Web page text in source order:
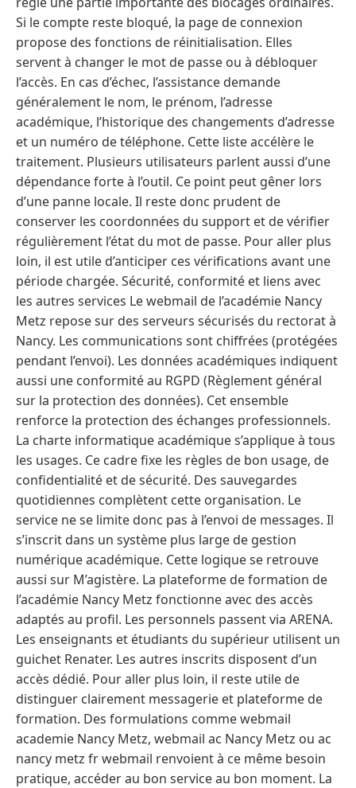
Si le compte reste bloqué, la page de connexion
propose des fonctions de réinitialisation. Elles
servent à changer le mot de passe ou à débloquer
l’accès. En cas d’échec, l’assistance demande
généralement le nom, le prénom, l’adresse
académique, l’historique des changements d’adresse
et un numéro de téléphone. Cette liste accélère le
traitement. Plusieurs utilisateurs parlent aussi d’une
dépendance forte à l’outil. Ce point peut gêner lors
d’une panne locale. Il reste donc prudent de
conserver les coordonnées du support et de vérifier
régulièrement l’état du mot de passe. Pour aller plus
loin, il est utile d’anticiper ces vérifications avant une
période chargée. Sécurité, conformité et liens avec
les autres services Le webmail de l’académie Nancy
Metz repose sur des serveurs sécurisés du rectorat à
Nancy. Les communications sont chiffrées (protégées
pendant l’envoi). Les données académiques indiquent
aussi une conformité au RGPD (Règlement général
sur la protection des données). Cet ensemble
renforce la protection des échanges professionnels.
La charte informatique académique s’applique à tous
les usages. Ce cadre fixe les règles de bon usage, de
confidentialité et de sécurité. Des sauvegardes
quotidiennes complètent cette organisation. Le
service ne se limite donc pas à l’envoi de messages. Il
s’inscrit dans un système plus large de gestion
numérique académique. Cette logique se retrouve
aussi sur M’agistère. La plateforme de formation de
l’académie Nancy Metz fonctionne avec des accès
adaptés au profil. Les personnels passent via ARENA.
Les enseignants et étudiants du supérieur utilisent un
guichet Renater. Les autres inscrits disposent d’un
accès dédié. Pour aller plus loin, il reste utile de
distinguer clairement messagerie et plateforme de
formation. Des formulations comme webmail
academie Nancy Metz, webmail ac Nancy Metz ou ac
nancy metz fr webmail renvoient à ce même besoin
pratique, accéder au bon service au bon moment. La